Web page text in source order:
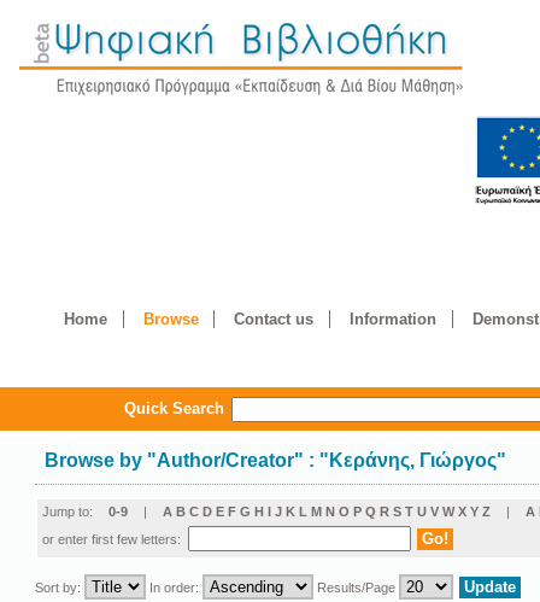
Home Browse Contact us Information
Quick Search
Browse by "Author/Creator" : "Κεράνης, Γιώργος"
Jump to: 0-9 | A B C D E F G H I J K L M N O P Q R S T U V W X Y Z | Α
or enter first few letters:
Sort by: In order: Results/Page